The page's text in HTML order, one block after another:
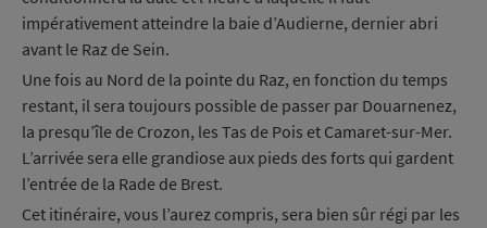
impérativement atteindre la baie d’Audierne, dernier abri
avant le Raz de Sein.
Une fois au Nord de la pointe du Raz, en fonction du temps
restant, il sera toujours possible de passer par Douarnenez,
la presqu’île de Crozon, les Tas de Pois et Camaret-sur-Mer.
L’arrivée sera elle grandiose aux pieds des forts qui gardent
l’entrée de la Rade de Brest.
Cet itinéraire, vous l’aurez compris, sera bien sûr régi par les